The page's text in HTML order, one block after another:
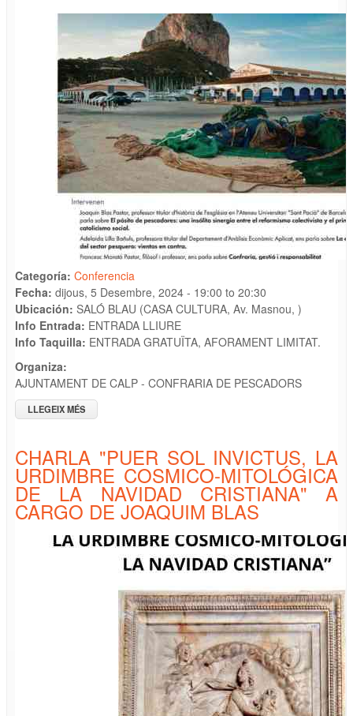
Categoría: Conferencia
Fecha: dijous, 5 Desembre, 2024 - 19:00 to 20:30
Ubicación: SALÓ BLAU (CASA CULTURA, Av. Masnou, )
Info Entrada: ENTRADA LLIURE
Info Taquilla: ENTRADA GRATUÏTA, AFORAMENT LIMITAT.
Organiza:
AJUNTAMENT DE CALP - CONFRARIA DE PESCADORS
LLEGEIX MÉS
MAR. LA PESCA PROFESIONAL COM A INSTRUMENT
CHARLA "PUER SOL INVICTUS, LA
URDIMBRE COSMICO-MITOLÓGICA
DE LA NAVIDAD CRISTIANA" A
CARGO DE JOAQUIM BLAS